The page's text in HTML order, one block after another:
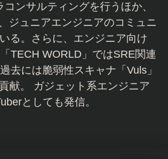
ンサルティングを行うほか、
ジュニアエンジニアのコミュニ
る。さらに、エンジニア向け
TECH WORLD」ではSRE関連
去には脆弱性スキャナ「Vuls」
献。 ガジェット系エンジニア
としても発信。